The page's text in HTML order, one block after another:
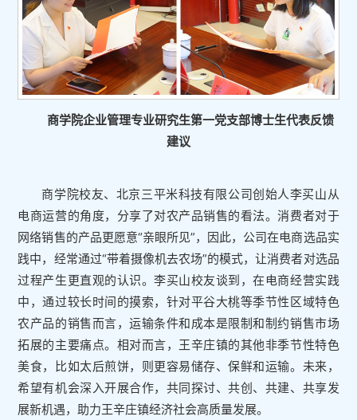
商学院企业管理专业研究生第一党支部博士生代表反馈
建议
商学院校友、北京三平米科技有限公司创始人李买山从
电商运营的角度，分享了对农产品销售的看法。消费者对于
网络销售的产品更愿意“亲眼所见”，因此，公司在电商选品实
践中，经常通过“带着摄像机去农场”的模式，让消费者对选品
过程产生更直观的认识。李买山校友谈到，在电商经营实践
中，通过较长时间的摸索，针对平谷大桃等季节性区域特色
农产品的销售而言，运输条件和成本是限制和制约销售市场
拓展的主要痛点。相对而言，王辛庄镇的其他非季节性特色
美食，比如太后煎饼，则更容易储存、保鲜和运输。未来，
希望有机会深入开展合作，共同探讨、共创、共建、共享发
展新机遇，助力王辛庄镇经济社会高质量发展。